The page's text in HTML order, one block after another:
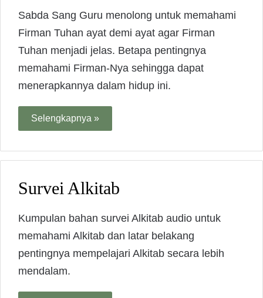
Sabda Sang Guru menolong untuk memahami
Firman Tuhan ayat demi ayat agar Firman
Tuhan menjadi jelas. Betapa pentingnya
memahami Firman-Nya sehingga dapat
menerapkannya dalam hidup ini.
Selengkapnya »
Survei Alkitab
Kumpulan bahan survei Alkitab audio untuk
memahami Alkitab dan latar belakang
pentingnya mempelajari Alkitab secara lebih
mendalam.